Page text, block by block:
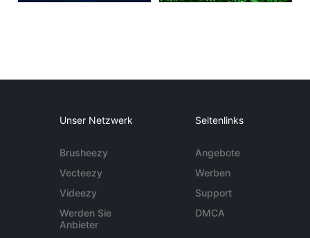
Unser Netzwerk
Brusheezy
Vecteezy
Videezy
Werden Sie
Anbieter
Seitenlinks
Angebote
Werben
Support
DMCA